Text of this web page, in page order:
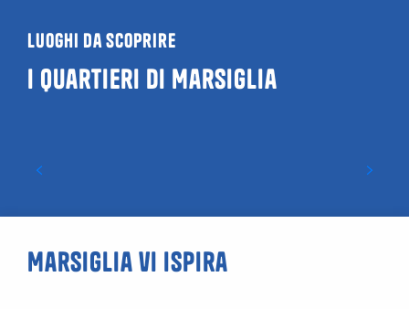
Luoghi da scoprire
I quartieri di Marsiglia
Marsiglia vi ispira